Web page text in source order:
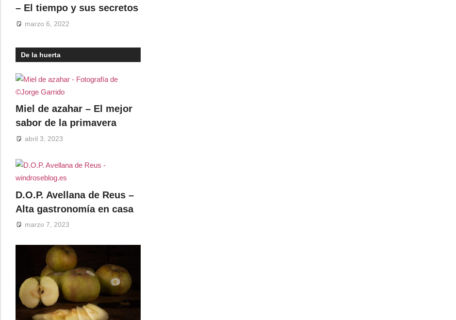
– El tiempo y sus secretos
marzo 6, 2022
De la huerta
Miel de azahar – El mejor
sabor de la primavera
abril 3, 2023
D.O.P. Avellana de Reus –
Alta gastronomía en casa
marzo 7, 2023